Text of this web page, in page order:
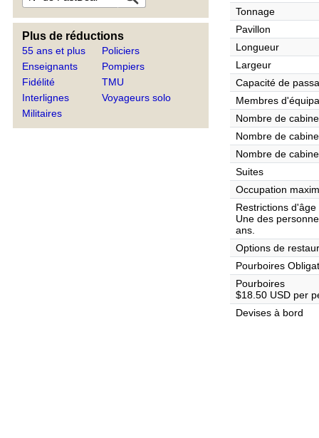
Plus de réductions
55 ans et plus
Enseignants
Fidélité
Interlignes
Militaires
Policiers
Pompiers
TMU
Voyageurs solo
Tonnage
Pavillon
Longueur
Largeur
Capacité de
Membres
Nombre de
Nombre de
Nombre de
Suites
Occupation
Restrictions d'âge
Une des
ans.
Options de
Pourboires
Pourboires
$18.50 USD per
Devises à bord